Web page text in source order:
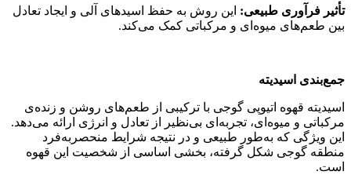
تأثیر فرآوری طبیعی: این روش به حفظ اسیدهای آلی و ایجاد تعادل
بین طعم‌های میوه‌ای و مرکباتی کمک می‌کند.
جمع‌بندی اسیدیته
اسیدیته قهوه اتیوپی گوجی با ترکیبی از طعم‌های روشن و زنده‌ی
مرکباتی و میوه‌ای، تجربه‌ای بی‌نظیر از تعادل و انرژی ارائه می‌دهد.
این ویژگی که به‌طور طبیعی و در نتیجه شرایط منحصر‌به‌فرد
منطقه گوجی شکل گرفته، بخشی اساسی از شخصیت این قهوه
است.